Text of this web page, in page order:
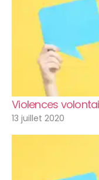
Violences
13 juillet 2020